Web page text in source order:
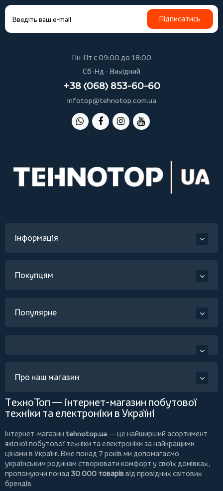
Підписатись
Пн-Пт с 09:00 до 18:00
Сб-Нд - Вихідний
+38 (068) 853-60-60
infotop@tehnotop.com.ua
Інформація
Покупцям
Популярне
Про наш магазин
ТехноТоп — інтернет-магазин побутової
техніки та електроніки в Україні
Інтернет-магазин tehnotop.ua— це найширший асортимент
якісної побутової техніки та електроніки за найкращими
цінами в Україні. Вже понад 7 років ми допомагаємо
українським родинам створювати комфорт у своїх домівках,
пропонуючи понад 30 000 товаріввід провідних світових
брендів.